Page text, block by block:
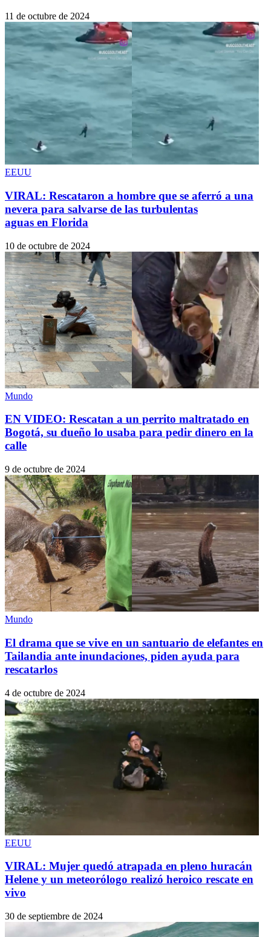
11 de octubre de 2024
EEUU
VIRAL: Rescataron a hombre que se aferró a una
nevera para salvarse de las turbulentas
aguas en Florida
10 de octubre de 2024
Mundo
EN VIDEO: Rescatan a un perrito maltratado en
Bogotá, su dueño lo usaba para pedir dinero en la
calle
9 de octubre de 2024
Mundo
El drama que se vive en un santuario de elefantes en
Tailandia ante inundaciones, piden ayuda para
rescatarlos
4 de octubre de 2024
EEUU
VIRAL: Mujer quedó atrapada en pleno huracán
Helene y un meteorólogo realizó heroico rescate en
vivo
30 de septiembre de 2024